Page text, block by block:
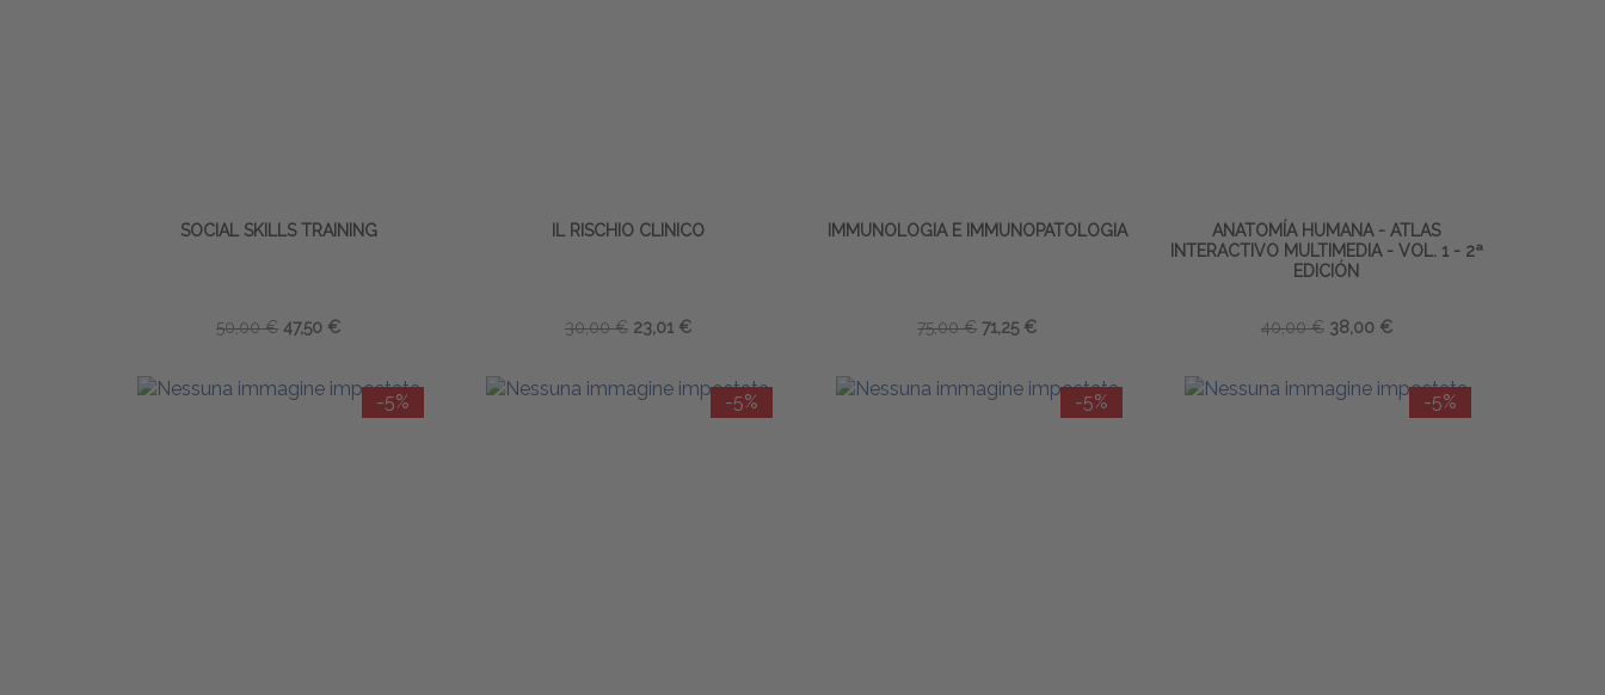
SOCIAL SKILLS TRAINING
50,00 € 47,50 €
IL RISCHIO CLINICO
30,00 € 23,01 €
IMMUNOLOGIA E IMMUNOPATOLOGIA
75,00 € 71,25 €
ANATOMÍA HUMANA - ATLAS
INTERACTIVO MULTIMEDIA - VOL. 1 - 2ª
EDICIÓN
40,00 € 38,00 €
-5% -5% -5% -5%